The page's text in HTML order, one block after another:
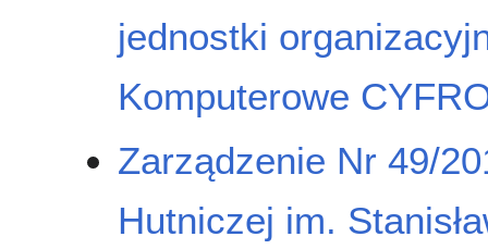
jednostki
Komputerowe
Zarządzenie Nr 49/
Hutniczej im.